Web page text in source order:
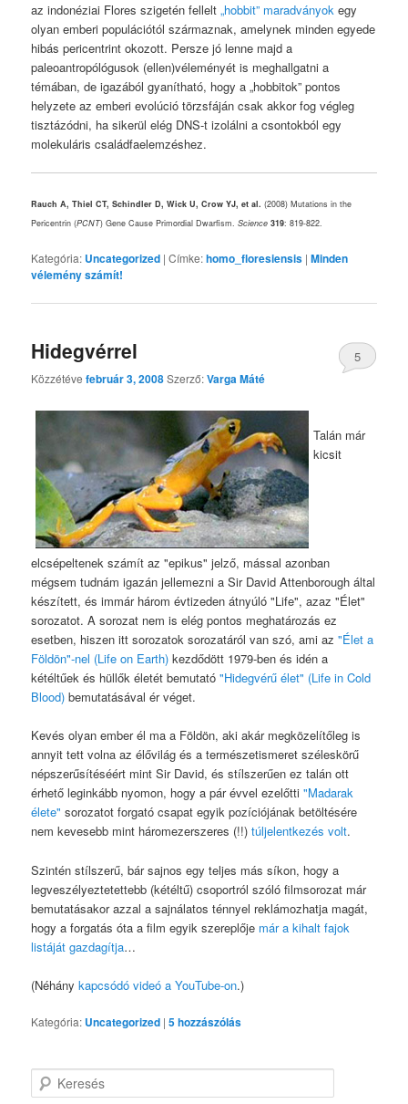
az indonéziai Flores szigetén fellelt„hobbit” maradványokegy
olyan emberi populációtól származnak, amelynek minden egyede
hibás pericentrint okozott. Persze jó lenne majd a
paleoantropólógusok (ellen)véleményét is meghallgatni a
témában, de igazából gyanítható, hogy a „hobbitok” pontos
helyzete az emberi evolúció törzsfáján csak akkor fog végleg
tisztázódni, ha sikerül elég DNS-t izolálni a csontokból egy
molekuláris családfaelemzéshez.
Rauch A, Thiel CT, Schindler D, Wick U, Crow YJ, et al. (2008) Mutations in the
Pericentrin (PCNT) Gene Cause Primordial Dwarfism.Science 319: 819-822.
Kategória: Uncategorized |Címke:homo_floresiensis |Minden
vélemény számít!
Hidegvérrel
Közzétévefebruár 3, 2008Szerző:Varga Máté
5
Talán már
kicsit
elcsépeltenek számít az "epikus" jelző, mással azonban
mégsem tudnám igazán jellemezni a Sir David Attenborough által
készített, és immár három évtizeden átnyúló "Life", azaz "Élet"
sorozatot. A sorozat nem is elég pontos meghatározás ez
esetben, hiszen itt sorozatok sorozatáról van szó, ami az"Élet a
Földön"-nel (Life on Earth) kezdődött 1979-ben és idén a
kétéltűek és hüllők életét bemutató"Hidegvérű élet" (Life in Cold
Blood) bemutatásával ér véget.
Kevés olyan ember él ma a Földön, aki akár megközelítőleg is
annyit tett volna az élővilág és a természetismeret széleskörű
népszerűsítéséért mint Sir David, és stílszerűen ez talán ott
érhető leginkább nyomon, hogy a pár évvel ezelőtti"Madarak
élete" sorozatot forgató csapat egyik pozíciójának betöltésére
nem kevesebb mint háromezerszeres (!!)túljelentkezés volt.
Szintén stílszerű, bár sajnos egy teljes más síkon, hogy a
legveszélyeztetettebb (kétéltű) csoportról szóló filmsorozat már
bemutatásakor azzal a sajnálatos ténnyel reklámozhatja magát,
hogy a forgatás óta a film egyik szereplője már a kihalt fajok
listáját gazdagítja…
(Néhánykapcsódó videó a YouTube-on.)
Kategória: Uncategorized |5hozzászólás
e